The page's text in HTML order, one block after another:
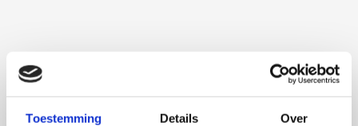
Toestemming Details Over
Martijn de Roij